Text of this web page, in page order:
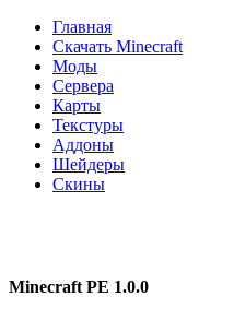
Главная
Скачать Minecraft
Моды
Сервера
Карты
Текстуры
Аддоны
Шейдеры
Скины
Minecraft PE 1.0.0